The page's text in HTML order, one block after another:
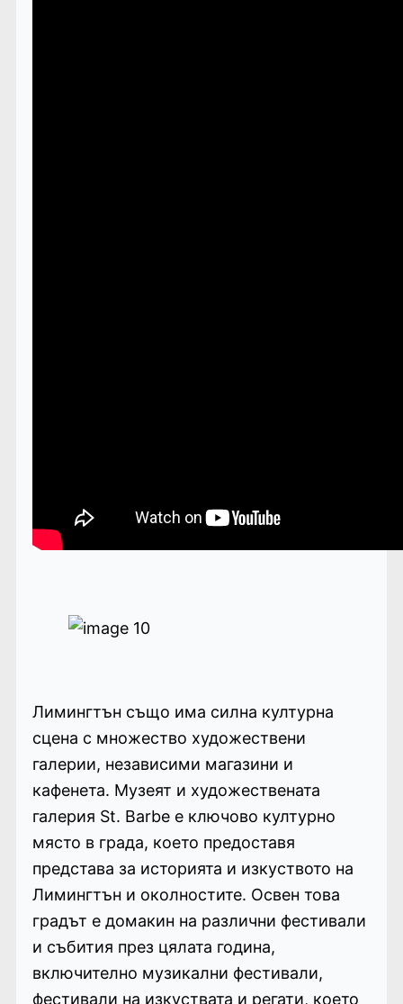
Лимингтън също има силна културна
сцена с множество художествени
галерии, независими магазини и
кафенета. Музеят и художествената
галерия St. Barbe е ключово културно
място в града, което предоставя
представа за историята и изкуството на
Лимингтън и околностите. Освен това
градът е домакин на различни фестивали
и събития през цялата година,
включително музикални фестивали,
фестивали на изкуствата и регати, което